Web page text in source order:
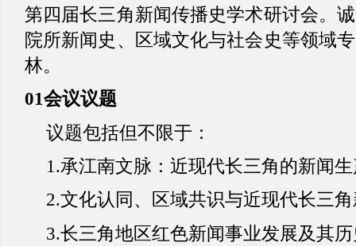
第四届长三角新闻传播史学术研讨会。
院所新闻史、区域文化与社会史等领域
林。
01会议议题
议题包括但不限于：
1.承江南文脉：近现代长三角的新闻
2.文化认同、区域共识与近现代长三
3.长三角地区红色新闻事业发展及其